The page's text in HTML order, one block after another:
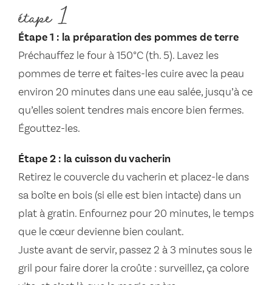
étape 1
Étape 1 : la préparation des pommes de terre
Préchauffez le four à 150°C (th. 5). Lavez les
pommes de terre et faites-les cuire avec la peau
environ 20 minutes dans une eau salée, jusqu’à ce
qu’elles soient tendres mais encore bien fermes.
Égouttez-les.
Étape 2 : la cuisson du vacherin
Retirez le couvercle du vacherin et placez-le dans
sa boîte en bois (si elle est bien intacte) dans un
plat à gratin. Enfournez pour 20 minutes, le temps
que le cœur devienne bien coulant.
Juste avant de servir, passez 2 à 3 minutes sous le
gril pour faire dorer la croûte : surveillez, ça colore